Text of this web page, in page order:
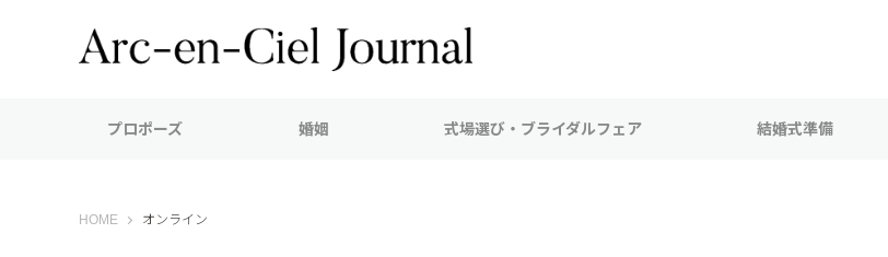
プロポーズ 婚姻 式場選び・ブライダルフェア 結婚式準備
HOME Arc-en-Ciel Journal（アルカンシエル ジャーナル）
オンライン